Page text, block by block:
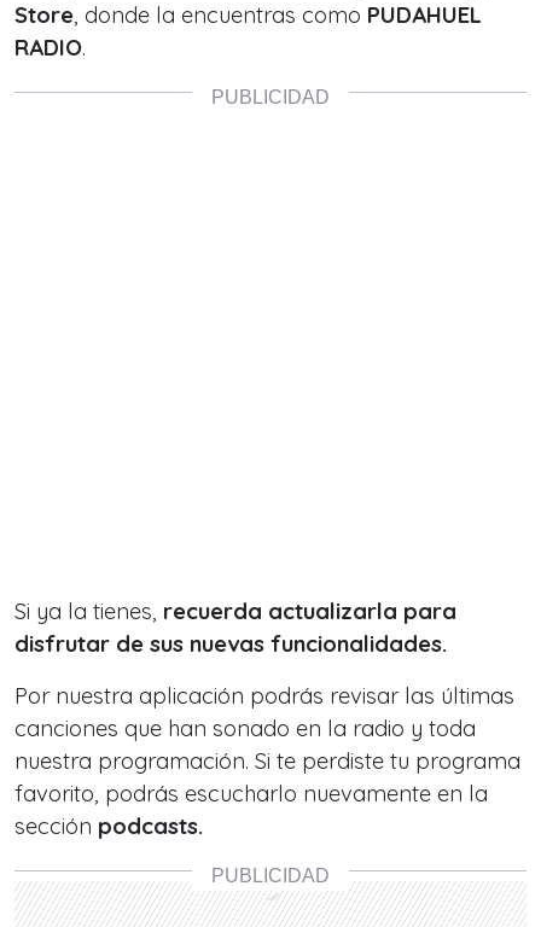
Store, donde la encuentras como PUDAHUEL
RADIO.
Si ya la tienes, recuerda actualizarla para
disfrutar de sus nuevas funcionalidades.
Por nuestra aplicación podrás revisar las últimas
canciones que han sonado en la radio y toda
nuestra programación. Si te perdiste tu programa
favorito, podrás escucharlo nuevamente en la
sección podcasts.